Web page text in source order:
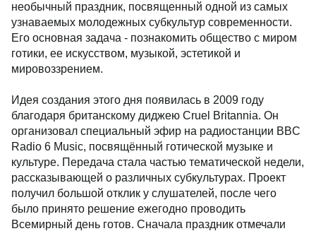
необычный праздник, посвященный одной из самых
узнаваемых молодежных субкультур современности.
Его основная задача - познакомить общество с миром
готики, ее искусством, музыкой, эстетикой и
мировоззрением.
Идея создания этого дня появилась в 2009 году
благодаря британскому диджею Cruel Britannia. Он
организовал специальный эфир на радиостанции BBC
Radio 6 Music, посвящённый готической музыке и
культуре. Передача стала частью тематической недели,
рассказывающей о различных субкультурах. Проект
получил большой отклик у слушателей, после чего
было принято решение ежегодно проводить
Всемирный день готов. Сначала праздник отмечали